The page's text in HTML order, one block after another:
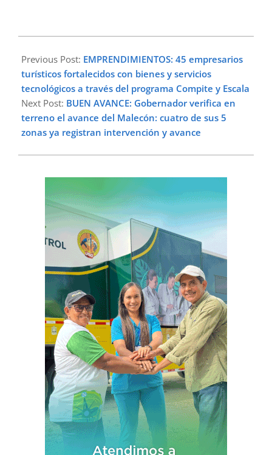
02-
22
Previous Post: EMPRENDIMIENTOS: 45 empresarios
turísticos fortalecidos con bienes y servicios
tecnológicos a través del programa Compite y Escala
Next Post: BUEN AVANCE: Gobernador verifica en
terreno el avance del Malecón: cuatro de sus 5
zonas ya registran intervención y avance